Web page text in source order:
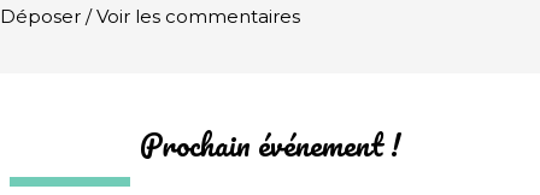
Déposer / Voir les commentaires
Prochain événement !